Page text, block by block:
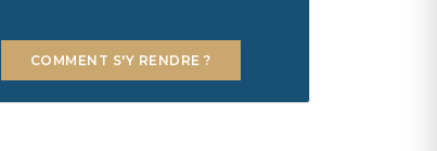
COMMENT S'Y RENDRE ?